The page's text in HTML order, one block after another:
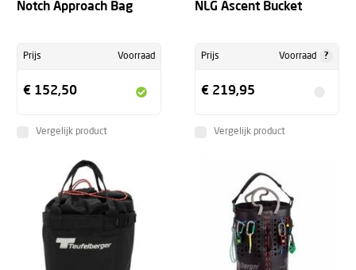
Notch Approach Bag
Prijs Voorraad
€ 152,50
Vergelijk product
NLG Ascent Bucket
Prijs Voorraad ?
€ 219,95
Vergelijk product